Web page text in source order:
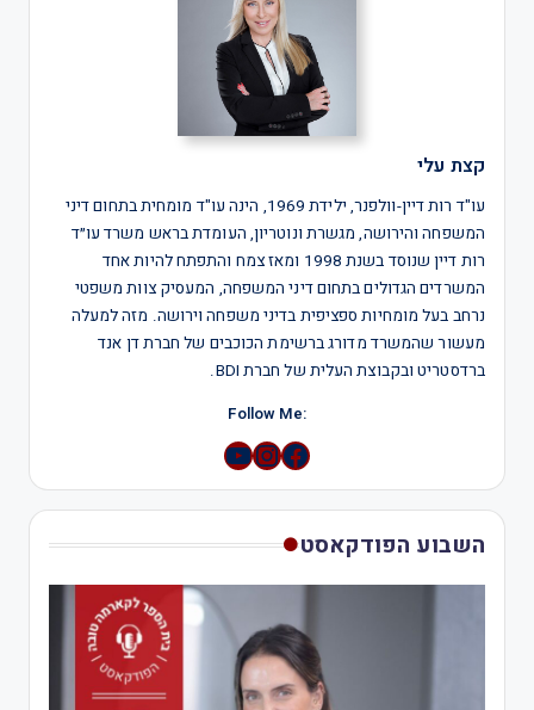
קצת עלי
עו"ד רות דיין-וולפנר, ילידת 1969, הינה עו"ד מומחית בתחום דיני
המשפחה והירושה, מגשרת ונוטריון, העומדת בראש משרד עו״ד
רות דיין שנוסד בשנת 1998 ומאז צמח והתפתח להיות אחד
המשרדים הגדולים בתחום דיני המשפחה, המעסיק צוות משפטי
נרחב בעל מומחיות ספציפית בדיני משפחה וירושה. מזה למעלה
מעשור שהמשרד מדורג ברשימת הכוכבים של חברת דן אנד
ברדסטריט ובקבוצת העלית של חברת BDI.
:Follow Me
Instagram
YouTube
השבוע הפודקאסט